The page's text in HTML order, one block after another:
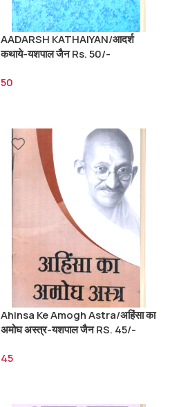
AADARSH KATHAIYAN/आदर्श
कथाये-यशपाल जैन Rs. 50/-
50
Ahinsa Ke Amogh Astra/अहिंसा का
अमोघ अस्त्र-यशपाल जैन RS. 45/-
45